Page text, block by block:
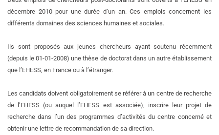
décembre 2010 pour une durée d’un an. Ces emplois concernent les
différents domaines des sciences humaines et sociales.
Ils sont proposés aux jeunes chercheurs ayant soutenu récemment
(depuis le 01-01-2008) une thèse de doctorat dans un autre établissement
que l’EHESS, en France ou à l’étranger.
Les candidats doivent obligatoirement se référer à un centre de recherche
de l’EHESS (ou auquel l’EHESS est associée), inscrire leur projet de
recherche dans l’un des programmes d’activités du centre concerné et
obtenir une lettre de recommandation de sa direction.